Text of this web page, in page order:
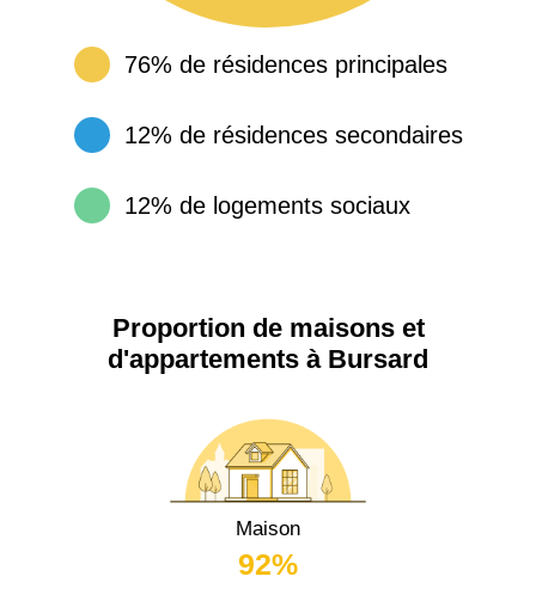
76% de résidences principales
12% de résidences secondaires
12% de logements sociaux
Proportion de maisons et
d'appartements à Bursard
Maison
92%